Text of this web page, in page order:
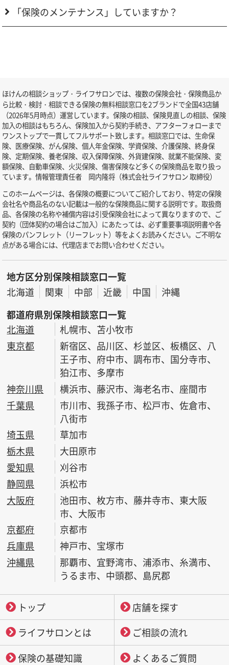
「保険のメンテナンス」していますか？
ほけんの相談ショップ・ライフサロンでは、複数の保険会社・保険商品か
ら比較・検討・相談できる保険の無料相談窓口を2ブランドで全国43店舗
（2026年5月時点）運営しています。保険の相談、保険見直しの相談、保険
加入の相談はもちろん、保険加入から契約手続き、アフターフォローまで
ワンストップで一貫してフルサポート致します。相談窓口では、生命保
険、医療保険、がん保険、個人年金保険、学資保険、介護保険、終身保
険、定期保険、養老保険、収入保障保険、外貨建保険、就業不能保険、変
額保険、自動車保険、火災保険、傷害保険など多くの保険商品を取り扱っ
ています。情報管理責任者 岡内隆将（株式会社ライフサロン 取締役）
このホームページは、各保険の概要についてご紹介しており、特定の保険
会社名や商品名のない記載は一般的な保険商品に関する説明です。取扱商
品、各保険の名称や補償内容は引受保険会社によって異なりますので、ご
契約（団体契約の場合はご加入）にあたっては、必ず重要事項説明書や各
保険のパンフレット（リーフレット）等をよくお読みください。ご不明な
点がある場合には、代理店までお問い合わせください。
地方区分別保険相談窓口一覧
北海道
関東 中部 近畿 中国
沖縄
都道府県別保険相談窓口一覧
北海道
札幌市、苫小牧市
東京都
新宿区、品川区、杉並区、板橋区、八
王子市、府中市、調布市、国分寺市、
狛江市、多摩市
神奈川県
横浜市、藤沢市、海老名市、座間市
千葉県
市川市、我孫子市、松戸市、佐倉市、
八街市
埼玉県
草加市
栃木県
大田原市
愛知県
刈谷市
静岡県
浜松市
大阪府
池田市、枚方市、藤井寺市、東大阪
市、大阪市
京都府
京都市
兵庫県
神戸市、宝塚市
沖縄県
那覇市、宜野湾市、浦添市、糸満市、
うるま市、中頭郡、島尻郡
トップ
店舗を探す
ライフサロンとは
ご相談の流れ
保険の基礎知識
よくあるご質問